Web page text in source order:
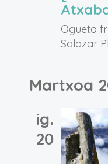
Ogueta
Salazar
Martxoa
ig.
20